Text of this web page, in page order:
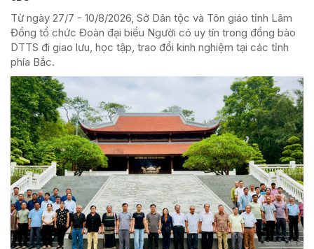
Từ ngày 27/7 - 10/8/2026, Sở Dân tộc và Tôn giáo tỉnh Lâm
Đồng tổ chức Đoàn đại biểu Người có uy tín trong đồng bào
DTTS đi giao lưu, học tập, trao đổi kinh nghiệm tại các tỉnh
phía Bắc.